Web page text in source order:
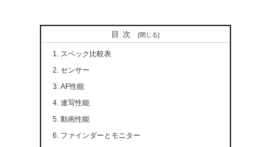
目次
スペック比較表
センサー
AF性能
連写性能
動画性能
ファインダーとモニター